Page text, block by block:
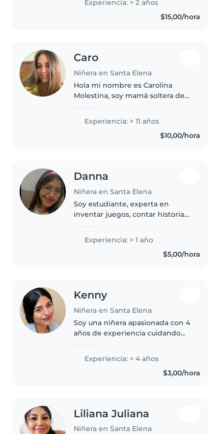
los niños, sin embargo estoy
presta y a la disposición,..
Experiencia: > 2 años
$15,00/hora
Caro
Niñera en Santa Elena
Hola mi nombre es Carolina
Molestina, soy mamá soltera de
niña de 9. Trabajo desde casa y
me gustaría ganar un dinero
extra. Me gusta mucho los niños..
Experiencia: > 11 años
$10,00/hora
Danna
Niñera en Santa Elena
Soy estudiante, experta en
inventar juegos, contar historias
familia grande, así que siempre
he estado rodeada de niños y
Experiencia: > 1 año
$5,00/hora
Kenny
Niñera en Santa Elena
Soy una niñera apasionada con 4
años de experiencia cuidando
manualidades y jugar con los
niños. Me considero responsable,
Experiencia: > 4 años
$3,00/hora
Liliana Juliana
Niñera en Santa Elena